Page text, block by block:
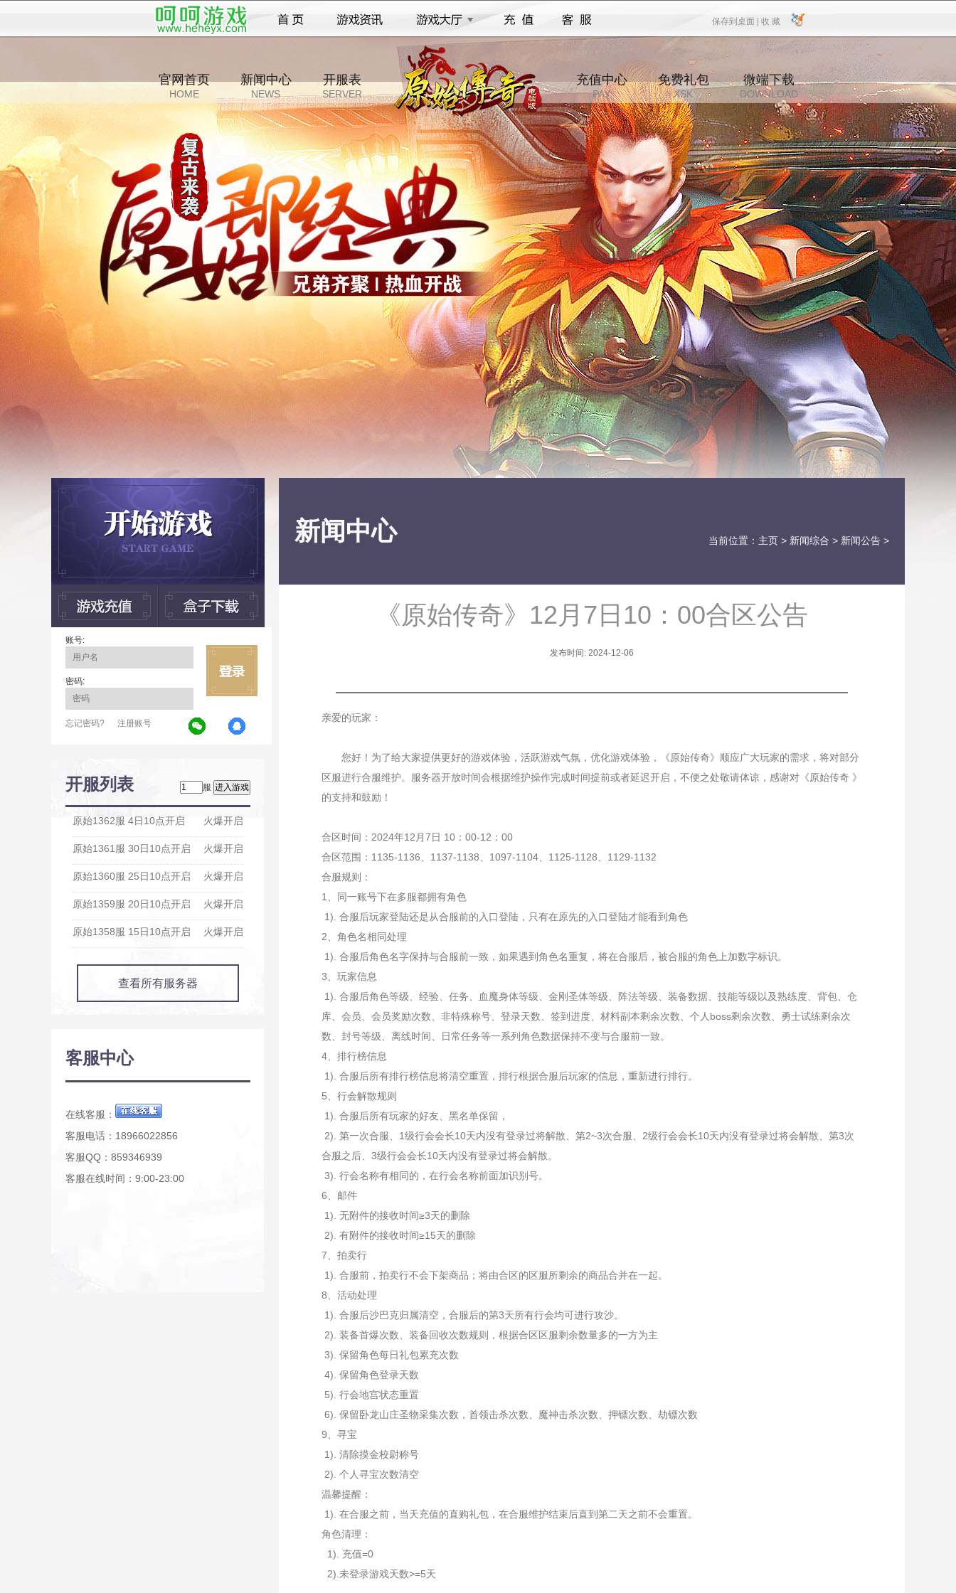
保存到桌面 |
保存到桌面 收 藏
收 藏
官网首页
HOME
新闻中心
NEWS
开服表
SERVER
充值中心
PAY
免费礼包
XSK
微端下载
DOWNLOAD
账号:
密码:
忘记密码? 注册账号
开服列表 服
火爆开启
原始1362服 4日10点开启
火爆开启
原始1361服 30日10点开启
火爆开启
原始1360服 25日10点开启
火爆开启
原始1359服 20日10点开启
火爆开启
原始1358服 15日10点开启
查看所有服务器
客服中心
在线客服：
客服电话：18966022856
客服QQ：859346939
客服在线时间：9:00-23:00
新闻中心 当前位置： 主页 > 新闻综合 > 新闻公告 >
《原始传奇》12月7日10：00合区公告
发布时间: 2024-12-06
亲爱的玩家：
您好！为了给大家提供更好的游戏体验，活跃游戏气氛，优化游戏体验，《原始传奇》顺应广大玩家的需求，将对部分
区服进行合服维护。服务器开放时间会根据维护操作完成时间提前或者延迟开启，不便之处敬请体谅，感谢对《原始传奇 》
的支持和鼓励！
合区时间：2024年12月7日 10：00-12：00
合区范围：1135-1136、1137-1138、1097-1104、1125-1128、1129-1132
合服规则：
1、同一账号下在多服都拥有角色
1). 合服后玩家登陆还是从合服前的入口登陆，只有在原先的入口登陆才能看到角色
2、角色名相同处理
1). 合服后角色名字保持与合服前一致，如果遇到角色名重复，将在合服后，被合服的角色上加数字标识。
3、玩家信息
1). 合服后角色等级、经验、任务、血魔身体等级、金刚圣体等级、阵法等级、装备数据、技能等级以及熟练度、背包、仓
库、会员、会员奖励次数、非特殊称号、登录天数、签到进度、材料副本剩余次数、个人boss剩余次数、勇士试练剩余次
数、封号等级、离线时间、日常任务等一系列角色数据保持不变与合服前一致。
4、排行榜信息
1). 合服后所有排行榜信息将清空重置，排行根据合服后玩家的信息，重新进行排行。
5、行会解散规则
1). 合服后所有玩家的好友、黑名单保留，
2). 第一次合服、1级行会会长10天内没有登录过将解散、第2~3次合服、2级行会会长10天内没有登录过将会解散、第3次
合服之后、3级行会会长10天内没有登录过将会解散。
3). 行会名称有相同的，在行会名称前面加识别号。
6、邮件
1). 无附件的接收时间≥3天的删除
2). 有附件的接收时间≥15天的删除
7、拍卖行
1). 合服前，拍卖行不会下架商品；将由合区的区服所剩余的商品合并在一起。
8、活动处理
1). 合服后沙巴克归属清空，合服后的第3天所有行会均可进行攻沙。
2). 装备首爆次数、装备回收次数规则，根据合区区服剩余数量多的一方为主
3). 保留角色每日礼包累充次数
4). 保留角色登录天数
5). 行会地宫状态重置
6). 保留卧龙山庄圣物采集次数，首领击杀次数、魔神击杀次数、押镖次数、劫镖次数
9、寻宝
1). 清除摸金校尉称号
2). 个人寻宝次数清空
温馨提醒：
1). 在合服之前，当天充值的直购礼包，在合服维护结束后直到第二天之前不会重置。
角色清理：
1). 充值=0
2).未登录游戏天数>=5天